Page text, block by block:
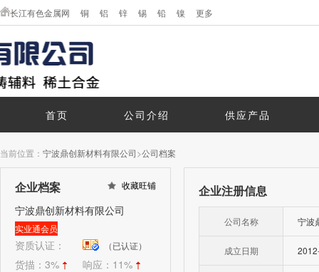
长江有色金属网 铜 铝 锌 锡 铅 镍 更多
首页 公司介绍 供应产品
当前位置： 宁波鼎创新材料有限公司>公司档案
企业档案 收藏旺铺
宁波鼎创新材料有限公司
实业通会员
资质认证： （已认证）
货描： 3% 响应： 11%
企业注册信息
公司名称 宁波
成立日期